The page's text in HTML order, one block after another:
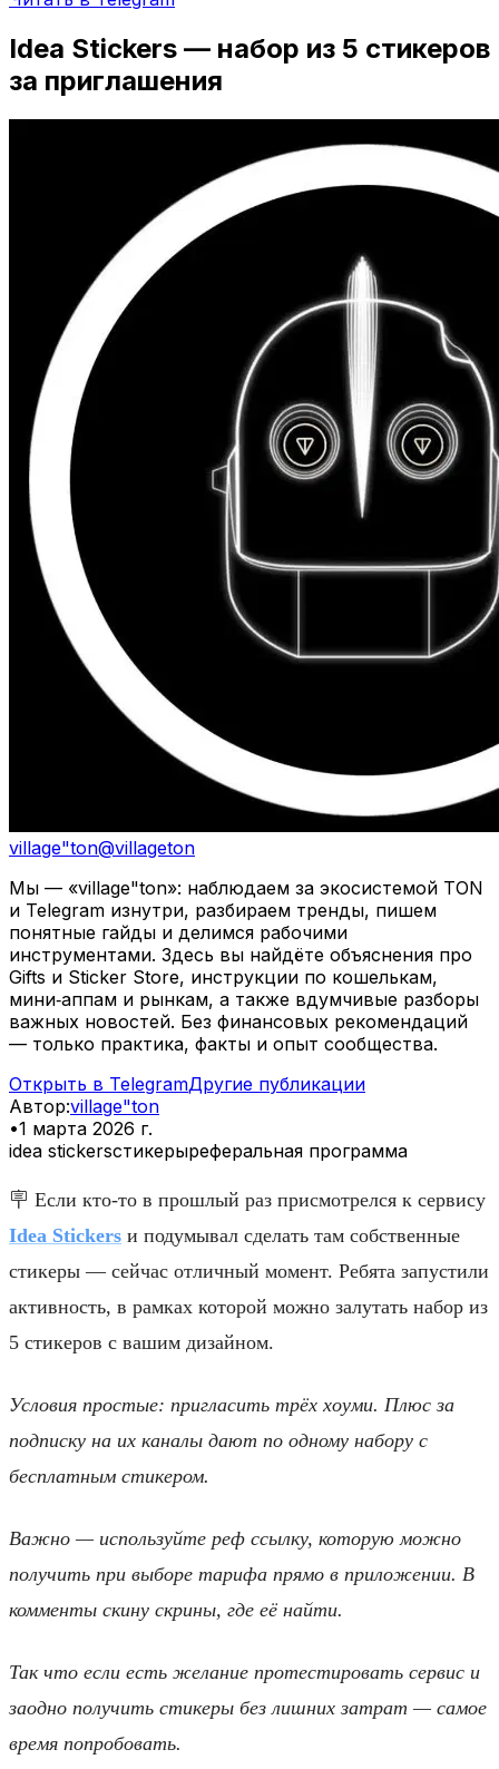
Idea Stickers — набор из 5 стикеров
за приглашения
village"ton@villageton
Мы — «village"ton»: наблюдаем за экосистемой TON
и Telegram изнутри, разбираем тренды, пишем
понятные гайды и делимся рабочими
инструментами. Здесь вы найдёте объяснения про
Gifts и Sticker Store, инструкции по кошелькам,
мини‑аппам и рынкам, а также вдумчивые разборы
важных новостей. Без финансовых рекомендаций
— только практика, факты и опыт сообщества.
Открыть в TelegramДругие публикации
Автор:village"ton
•1 марта 2026 г.
idea stickersстикерыреферальная программа
🪧 Если кто-то в прошлый раз присмотрелся к сервису
Idea Stickers и подумывал сделать там собственные
стикеры — сейчас отличный момент. Ребята запустили
активность, в рамках которой можно залутать набор из
5 стикеров с вашим дизайном.
Условия простые: пригласить трёх хоуми. Плюс за
подписку на их каналы дают по одному набору с
бесплатным стикером.
Важно — используйте реф ссылку, которую можно
получить при выборе тарифа прямо в приложении. В
комменты скину скрины, где её найти.
Так что если есть желание протестировать сервис и
заодно получить стикеры без лишних затрат — самое
время попробовать.